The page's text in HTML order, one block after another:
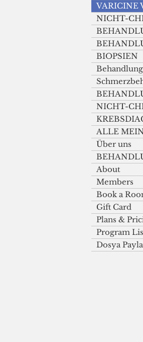
VARICINE
NICHT-
BIOPSIEN
NICHT-
ALLE
Über uns
About
Members
Book a
Gift Card
Plans &
Program
Dosya